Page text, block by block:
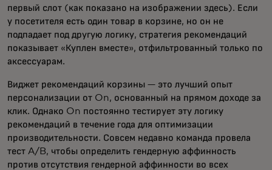
первый слот (как показано на изображении здесь). Если
у посетителя есть один товар в корзине, но он не
подпадает под другую логику, стратегия рекомендаций
показывает «Куплен вместе», отфильтрованный только по
аксессуарам.
Виджет рекомендаций корзины — это лучший опыт
персонализации от On, основанный на прямом доходе за
клик. Однако On постоянно тестирует эту логику
рекомендаций в течение года для оптимизации
производительности. Совсем недавно команда провела
тест A/B, чтобы определить гендерную аффинность
против отсутствия гендерной аффинности во всех